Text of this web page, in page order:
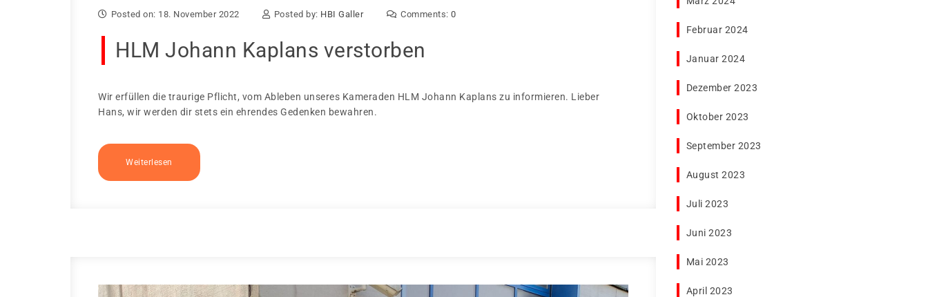
Posted on: 18. November 2022 Posted by: HBI Galler Comments: 0
HLM Johann Kaplans verstorben
Wir erfüllen die traurige Pflicht, vom Ableben unseres Kameraden HLM Johann Kaplans zu informieren. Lieber
Hans, wir werden dir stets ein ehrendes Gedenken bewahren.
Weiterlesen
Februar 2024
Januar 2024
Dezember 2023
Oktober 2023
September 2023
August 2023
Juli 2023
Juni 2023
Mai 2023
April 2023